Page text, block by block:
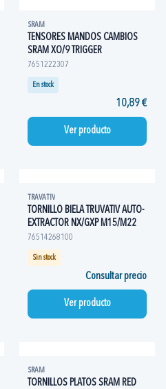
SRAM
TENSORES MANDOS CAMBIOS
SRAM XO/9 TRIGGER
7651222307
En stock
10,89 €
Ver producto
TRAVATIV
TORNILLO BIELA TRUVATIV AUTO-
EXTRACTOR NX/GXP M15/M22
76514268100
Sin stock
Consultar precio
Ver producto
SRAM
TORNILLOS PLATOS SRAM RED